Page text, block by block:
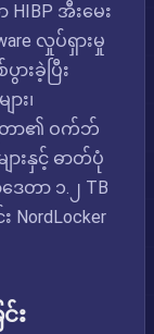
HIBP အီးမေး
လှုပ်ရှားမှု
းခဲ့ပြီး
း၊
တာ၏ ဝက်ဘ်
းနှင့် ဓာတ်ပုံ
တာ ၁.၂ TB
NordLocker
း